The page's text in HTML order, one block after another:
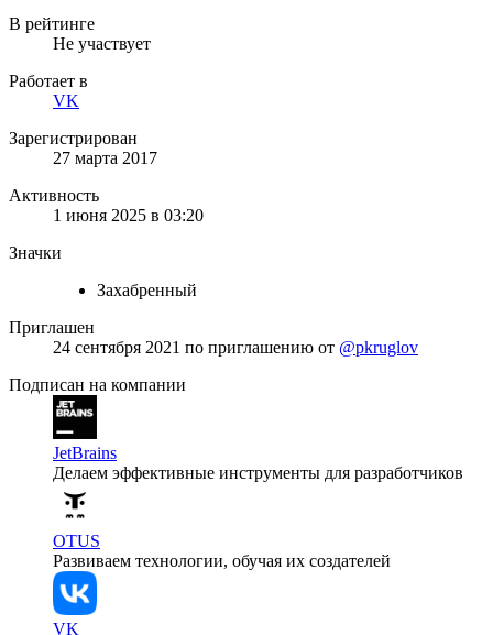
В рейтинге
Не участвует
Работает в
VK
Зарегистрирован
27 марта 2017
Активность
1 июня 2025 в 03:20
Значки
Захабренный
Приглашен
24 сентября 2021 по приглашению от @pkruglov
Подписан на компании
JetBrains
Делаем эффективные инструменты для разработчиков
OTUS
Развиваем технологии, обучая их создателей
VK